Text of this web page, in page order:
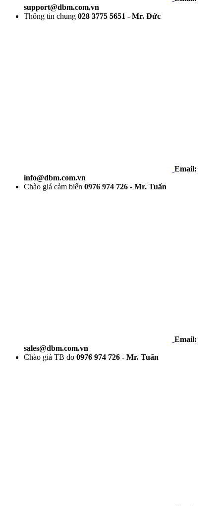
support@dbm.com.vn
Thông tin chung 028 3775 5651 - Mr. Đức
Email:
info@dbm.com.vn
Chào giá cảm biến 0976 974 726 - Mr. Tuấn
Email:
sales@dbm.com.vn
Chào giá TB đo 0976 974 726 - Mr. Tuấn